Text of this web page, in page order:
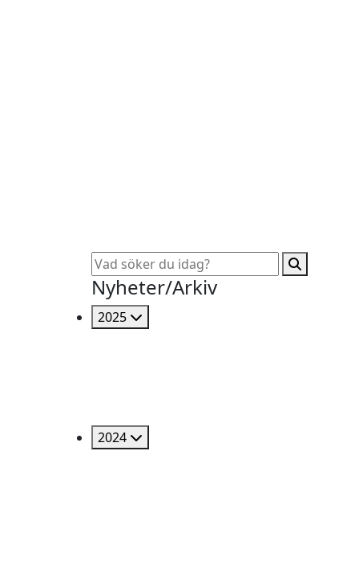
Nyheter/Arkiv
2025
2024